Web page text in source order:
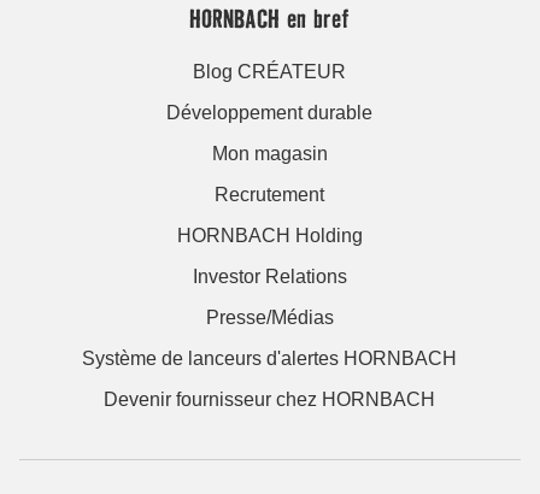
HORNBACH en bref
Blog CRÉATEUR
Développement durable
Mon magasin
Recrutement
HORNBACH Holding
Investor Relations
Presse/Médias
Système de lanceurs d'alertes HORNBACH
Devenir fournisseur chez HORNBACH